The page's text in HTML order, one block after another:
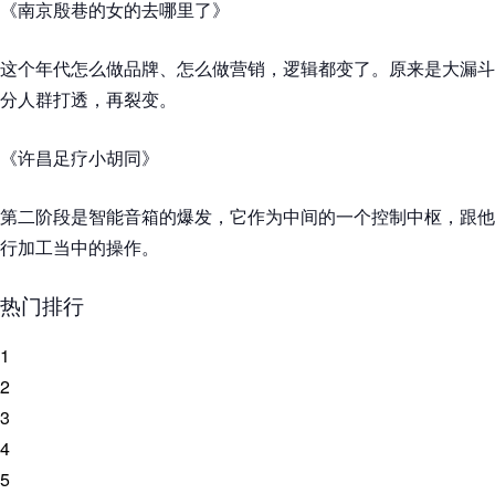
《南京殷巷的女的去哪里了》
这个年代怎么做品牌、怎么做营销，逻辑都变了。原来是大
分人群打透，再裂变。
《许昌足疗小胡同》
第二阶段是智能音箱的爆发，它作为中间的一个控制中枢，跟
行加工当中的操作。
热门排行
1
2
3
4
5